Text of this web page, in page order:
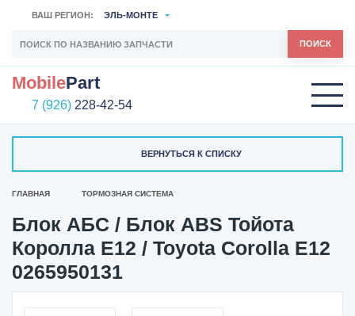
ВАШ РЕГИОН: ЭЛЬ-МОНТЕ
ПОИСК
MobilePart
7 (926) 228-42-54
ВЕРНУТЬСЯ К СПИСКУ
ГЛАВНАЯ ТОРМОЗНАЯ СИСТЕМА
Блок АБС / Блок ABS Тойота
Королла Е12 / Toyota Corolla E12
0265950131